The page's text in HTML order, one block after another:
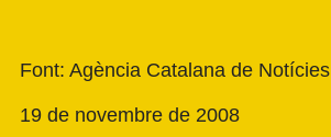
Font: Agència Catalana de Notícies
19 de novembre de 2008